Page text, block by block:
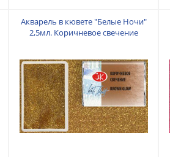
Акварель в кювете "Белые Ночи"
2,5мл. Коричневое свечение